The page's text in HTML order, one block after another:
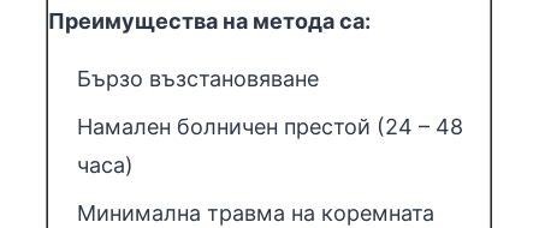
Преимущества на метода са:
Бързо възстановяване
Намален болничен престой (24 – 48
часа)
Минимална травма на коремната